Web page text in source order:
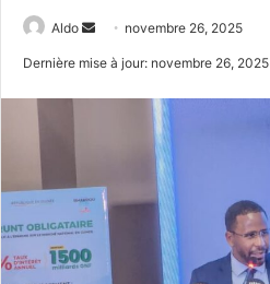
Aldo
Envoyernovembre 26, 2025
Dernière mise à jour: novembre 26, 2025